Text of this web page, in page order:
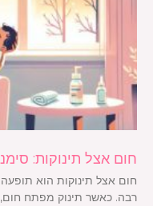
חום אצל תינוקות:
חום אצל תינוקות הוא
רבה. כאשר תינוק מפתח חום,